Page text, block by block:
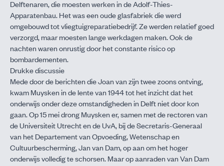
Delftenaren, die moesten werken in de Adolf-Thies-
Apparatenbau. Het was een oude glasfabriek die werd
omgebouwd tot vliegtuigreparatiebedrijf. Ze werden relatief goed
verzorgd, maar moesten lange werkdagen maken. Ook de
nachten waren onrustig door het constante risico op
bombardementen.
Drukke discussie
Mede door de berichten die Joan van zijn twee zoons ontving,
kwam Muysken in de lente van 1944 tot het inzicht dat het
onderwijs onder deze omstandigheden in Delft niet door kon
gaan. Op 15 mei drong Muysken er, samen met de rectoren van
de Universiteit Utrecht en de UvA, bij de Secretaris-Generaal
van het Departement van Opvoeding, Wetenschap en
Cultuurbescherming, Jan van Dam, op aan om het hoger
onderwijs volledig te schorsen. Maar op aanraden van Van Dam